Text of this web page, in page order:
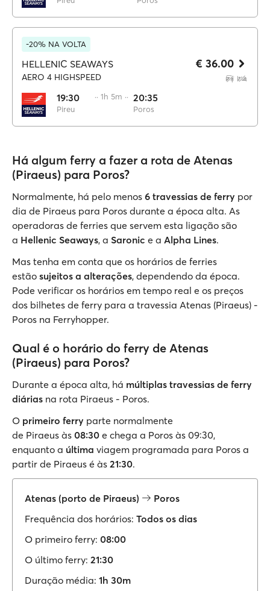
-20% NA VOLTA
HELLENIC SEAWAYS
AERO 4 HIGHSPEED
19:30
Pireu
·· 1h 5m ·· 20:35
Poros
€ 36.00
Há algum ferry a fazer a rota de Atenas
(Piraeus) para Poros?
Normalmente, há pelo menos 6 travessias de ferry por
dia de Piraeus para Poros durante a época alta. As
operadoras de ferries que servem esta ligação são
a Hellenic Seaways, a Saronic e a Alpha Lines.
Mas tenha em conta que os horários de ferries
estão sujeitos a alterações, dependendo da época.
Pode verificar os horários em tempo real e os preços
dos bilhetes de ferry para a travessia Atenas (Piraeus) -
Poros na Ferryhopper.
Qual é o horário do ferry de Atenas
(Piraeus) para Poros?
Durante a época alta, há múltiplas travessias de ferry
diárias na rota Piraeus - Poros.
O primeiro ferry parte normalmente
de Piraeus às 08:30 e chega a Poros às 09:30,
enquanto a última viagem programada para Poros a
partir de Piraeus é às 21:30.
Atenas (porto de Piraeus)
Poros
Frequência dos horários: Todos os dias
O primeiro ferry: 08:00
O último ferry: 21:30
Duração média: 1h 30m